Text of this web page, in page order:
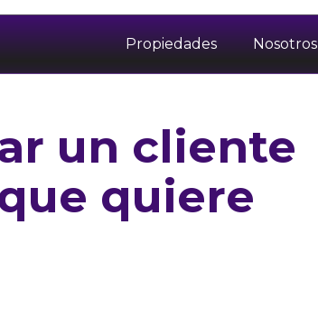
un cliente
quiere
Propiedades Nosotros